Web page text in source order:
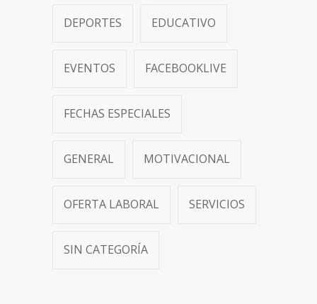
DEPORTES EDUCATIVO
EVENTOS FACEBOOKLIVE
FECHAS ESPECIALES
GENERAL MOTIVACIONAL
OFERTA LABORAL SERVICIOS
SIN CATEGORÍA